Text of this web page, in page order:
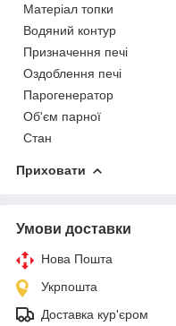
Матеріал топки
Водяний контур
Призначення печі
Оздоблення печі
Парогенератор
Об'єм парної
Стан
Приховати
Умови доставки
Нова Пошта
Укрпошта
Доставка кур'єром